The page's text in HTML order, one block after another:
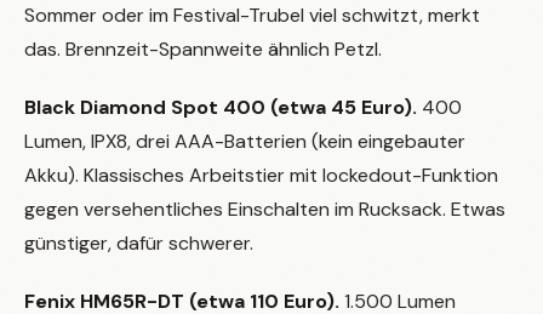
Sommer oder im Festival-Trubel viel schwitzt, merkt
das. Brennzeit-Spannweite ähnlich Petzl.
Black Diamond Spot 400 (etwa 45 Euro). 400
Lumen, IPX8, drei AAA-Batterien (kein eingebauter
Akku). Klassisches Arbeitstier mit lockedout-Funktion
gegen versehentliches Einschalten im Rucksack. Etwas
günstiger, dafür schwerer.
Fenix HM65R-DT (etwa 110 Euro). 1.500 Lumen